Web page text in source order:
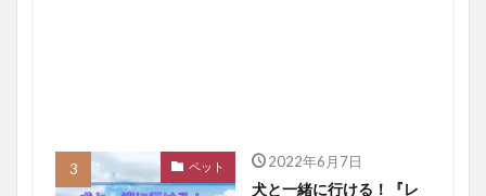
ペット 2022年6月7日
犬と一緒に行ける！『レ